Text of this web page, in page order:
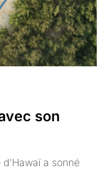
son
d'Hawaï a sonné